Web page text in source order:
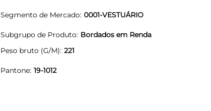
Segmento de Mercado 0001-VESTUÁRIO
Subgrupo de Produto Bordados em Renda
Peso bruto (G/M) 221
Pantone 19-1012